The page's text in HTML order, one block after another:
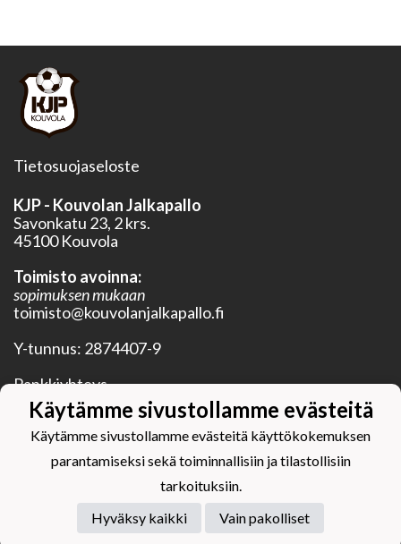
Tietosuojaseloste
KJP - Kouvolan Jalkapallo
Savonkatu 23, 2 krs.
45100 Kouvola
Toimisto avoinna:
sopimuksen mukaan
toimisto@kouvolanjalkapallo.fi
Y-tunnus: 2874407-9
Pankkiyhteys
BIC OKOYFIHH
IBAN FI28 5750 0120 3352 20
Powered by
Käytämme sivustollamme evästeitä
Käytämme sivustollamme evästeitä käyttökokemuksen
parantamiseksi sekä toiminnallisiin ja tilastollisiin
tarkoituksiin.
Hyväksy kaikki
Vain pakolliset